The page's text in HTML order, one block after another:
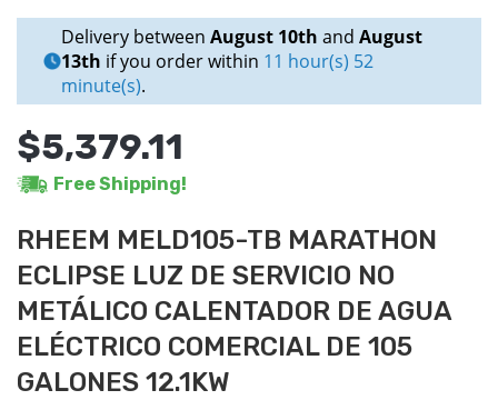
Delivery between August 10th and August
13th if you order within 11 hour(s) 52
minute(s).
$5,379.11
Free Shipping!
RHEEM MELD105-TB MARATHON
ECLIPSE LUZ DE SERVICIO NO
METÁLICO CALENTADOR DE AGUA
ELÉCTRICO COMERCIAL DE 105
GALONES 12.1KW